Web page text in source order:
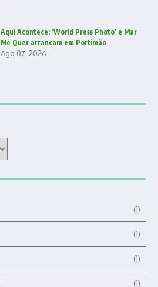
Aqui Acontece: ‘World Press Photo’ e Mar
Me Quer arrancam em Portimão
Ago 07, 2026
(1)
(1)
(1)
(1)